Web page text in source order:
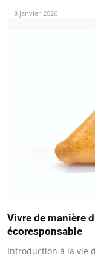
8 janvier 2026
Vivre de manière
écoresponsable
Introduction à la vie